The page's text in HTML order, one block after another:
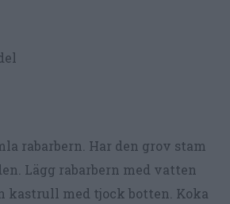
rabarbern. Har den grov stam
Lägg rabarbern med vatten
kastrull med tjock botten. Koka